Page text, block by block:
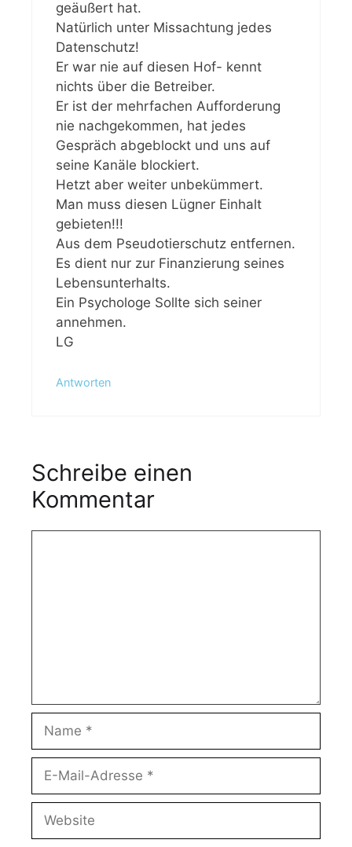
geäußert hat.
Natürlich unter Missachtung jedes
Datenschutz!
Er war nie auf diesen Hof- kennt
nichts über die Betreiber.
Er ist der mehrfachen Aufforderung
nie nachgekommen, hat jedes
Gespräch abgeblockt und uns auf
seine Kanäle blockiert.
Hetzt aber weiter unbekümmert.
Man muss diesen Lügner Einhalt
gebieten!!!
Aus dem Pseudotierschutz entfernen.
Es dient nur zur Finanzierung seines
Lebensunterhalts.
Ein Psychologe Sollte sich seiner
annehmen.
LG
Antworten
Schreibe einen
Kommentar